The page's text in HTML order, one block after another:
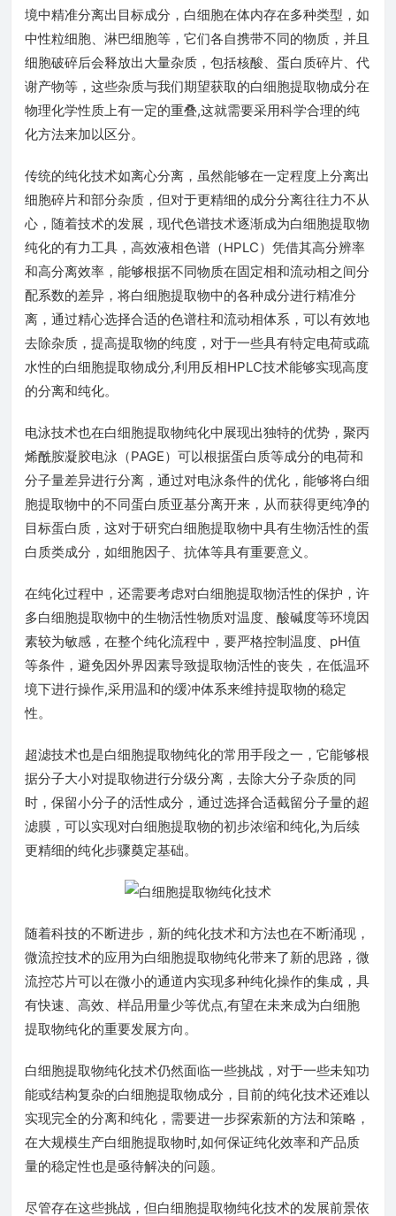
境中精准分离出目标成分，白细胞在体内存在多种类型，如
中性粒细胞、淋巴细胞等，它们各自携带不同的物质，并且
细胞破碎后会释放出大量杂质，包括核酸、蛋白质碎片、代
谢产物等，这些杂质与我们期望获取的白细胞提取物成分在
物理化学性质上有一定的重叠,这就需要采用科学合理的纯
化方法来加以区分。
传统的纯化技术如离心分离，虽然能够在一定程度上分离出
细胞碎片和部分杂质，但对于更精细的成分分离往往力不从
心，随着技术的发展，现代色谱技术逐渐成为白细胞提取物
纯化的有力工具，高效液相色谱（HPLC）凭借其高分辨率
和高分离效率，能够根据不同物质在固定相和流动相之间分
配系数的差异，将白细胞提取物中的各种成分进行精准分
离，通过精心选择合适的色谱柱和流动相体系，可以有效地
去除杂质，提高提取物的纯度，对于一些具有特定电荷或疏
水性的白细胞提取物成分,利用反相HPLC技术能够实现高度
的分离和纯化。
电泳技术也在白细胞提取物纯化中展现出独特的优势，聚丙
烯酰胺凝胶电泳（PAGE）可以根据蛋白质等成分的电荷和
分子量差异进行分离，通过对电泳条件的优化，能够将白细
胞提取物中的不同蛋白质亚基分离开来，从而获得更纯净的
目标蛋白质，这对于研究白细胞提取物中具有生物活性的蛋
白质类成分，如细胞因子、抗体等具有重要意义。
在纯化过程中，还需要考虑对白细胞提取物活性的保护，许
多白细胞提取物中的生物活性物质对温度、酸碱度等环境因
素较为敏感，在整个纯化流程中，要严格控制温度、pH值
等条件，避免因外界因素导致提取物活性的丧失，在低温环
境下进行操作,采用温和的缓冲体系来维持提取物的稳定
性。
超滤技术也是白细胞提取物纯化的常用手段之一，它能够根
据分子大小对提取物进行分级分离，去除大分子杂质的同
时，保留小分子的活性成分，通过选择合适截留分子量的超
滤膜，可以实现对白细胞提取物的初步浓缩和纯化,为后续
更精细的纯化步骤奠定基础。
随着科技的不断进步，新的纯化技术和方法也在不断涌现，
微流控技术的应用为白细胞提取物纯化带来了新的思路，微
流控芯片可以在微小的通道内实现多种纯化操作的集成，具
有快速、高效、样品用量少等优点,有望在未来成为白细胞
提取物纯化的重要发展方向。
白细胞提取物纯化技术仍然面临一些挑战，对于一些未知功
能或结构复杂的白细胞提取物成分，目前的纯化技术还难以
实现完全的分离和纯化，需要进一步探索新的方法和策略，
在大规模生产白细胞提取物时,如何保证纯化效率和产品质
量的稳定性也是亟待解决的问题。
尽管存在这些挑战，但白细胞提取物纯化技术的发展前景依